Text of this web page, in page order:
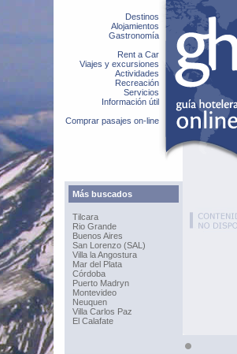
Destinos
Alojamientos
Gastronomía
Rent a Car
Viajes y excursiones
Actividades
Recreación
Servicios
Información útil
Comprar pasajes on-line
Más buscados
Tilcara
Rio Grande
Buenos Aires
San Lorenzo (SAL)
Villa la Angostura
Mar del Plata
Córdoba
Puerto Madryn
Montevideo
Neuquen
Villa Carlos Paz
El Calafate